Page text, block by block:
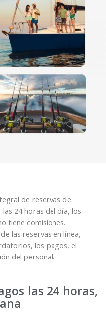
ESPAÑOL
de reservas de
24 horas del día, los
tiene comisiones.
las reservas en línea,
los pagos, el
del personal.
las 24 horas,